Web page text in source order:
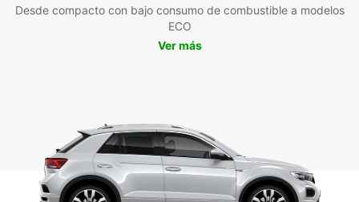
Desde compacto con bajo consumo de combustible a modelos
ECO
Ver más